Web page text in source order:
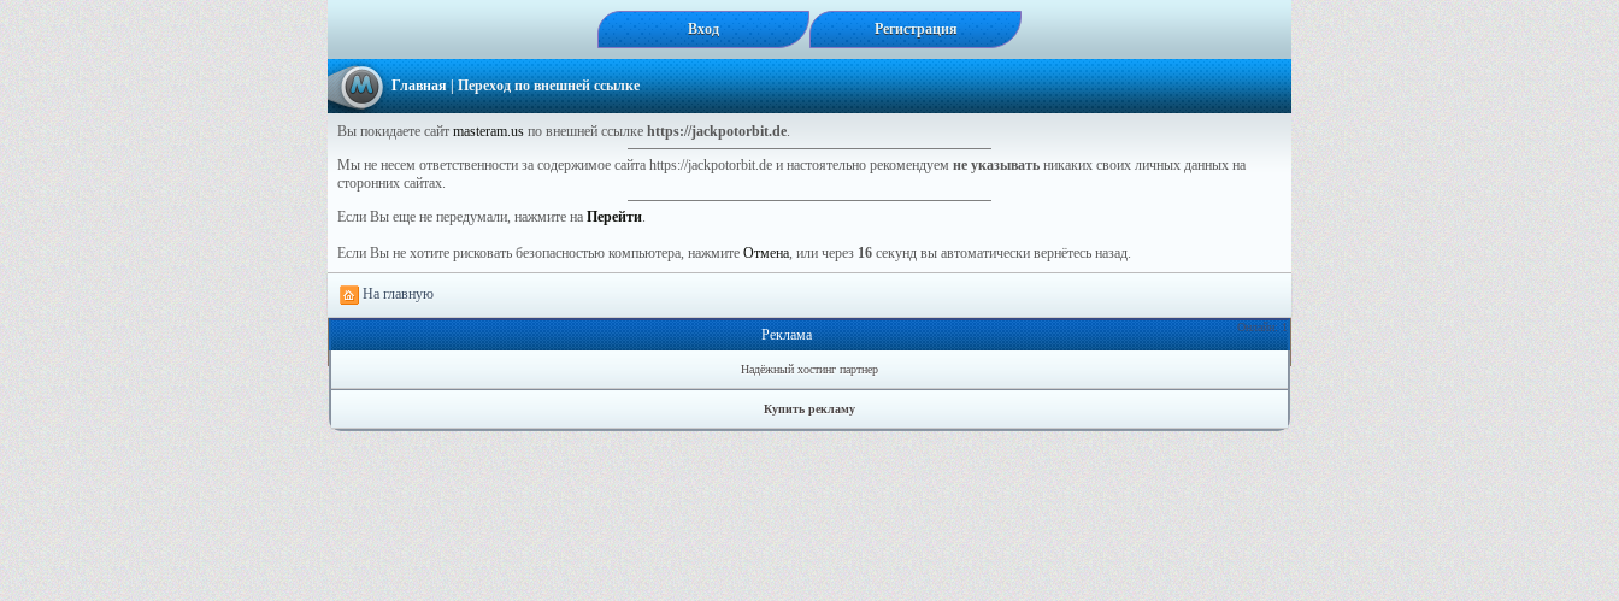
Вход Регистрация
Главная| Переход по внешней ссылке
Вы покидаете сайт masteram.us по внешней ссылке https://jackpotorbit.de.
Мы не несем ответственности за содержимое сайта https://jackpotorbit.de и настоятельно рекомендуем не указывать никаких своих личных данных на
сторонних сайтах.
Если Вы еще не передумали, нажмите на Перейти.
Если Вы не хотите рисковать безопасностью компьютера, нажмите Отмена, или через 16 секунд вы автоматически вернётесь назад.
На главную
Онлайн: 1
Реклама
Надёжный хостинг партнер
Купить рекламу